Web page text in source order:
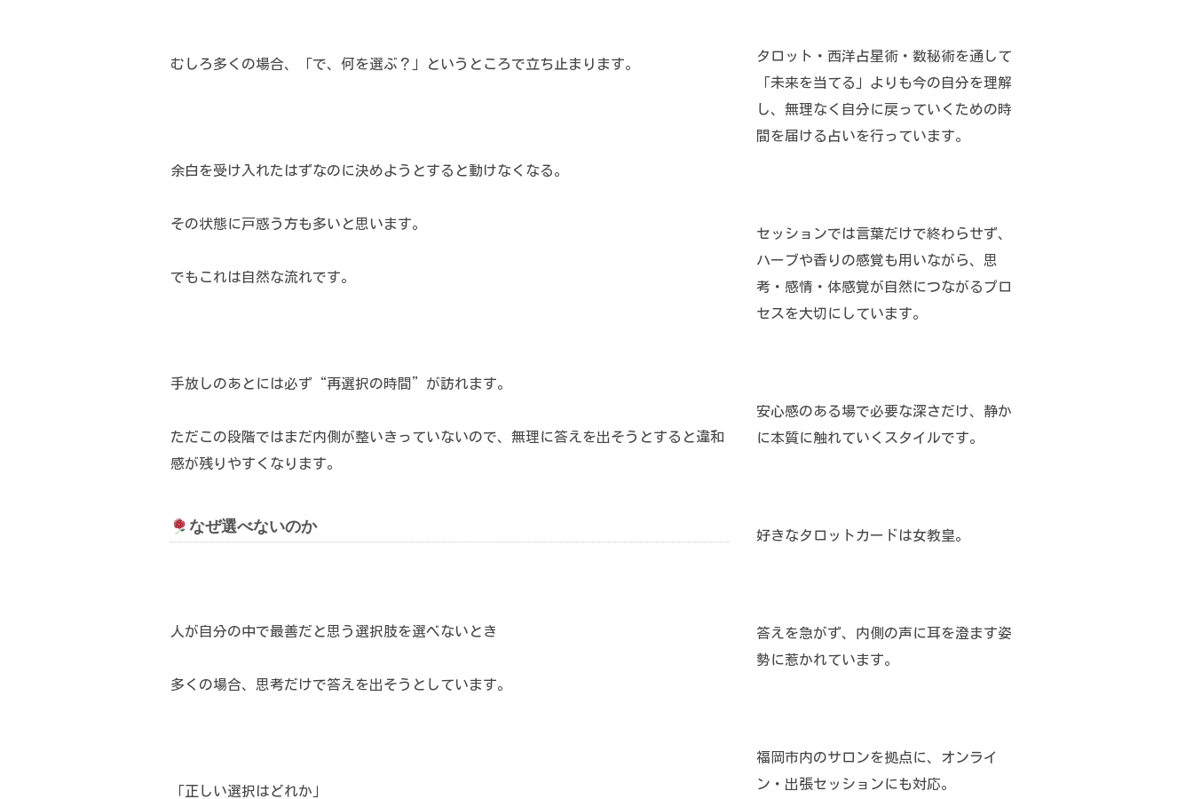
むしろ多くの場合、「で、何を選ぶ？」というところで立ち止まります。
余白を受け入れたはずなのに決めようとすると動けなくなる。
その状態に戸惑う方も多いと思います。
でもこれは自然な流れです。
手放しのあとには必ず“再選択の時間”が訪れます。
ただこの段階ではまだ内側が整いきっていないので、無理に答えを出そうとすると違和
感が残りやすくなります。
なぜ選べないのか
人が自分の中で最善だと思う選択肢を選べないとき
多くの場合、思考だけで答えを出そうとしています。
「正しい選択はどれか」
タロット・西洋占星術・数秘術を通して
「未来を当てる」よりも今の自分を理解
し、無理なく自分に戻っていくための時
間を届ける占いを行っています。
セッションでは言葉だけで終わらせず、
ハーブや香りの感覚も用いながら、思
考・感情・体感覚が自然につながるプロ
セスを大切にしています。
安心感のある場で必要な深さだけ、静か
に本質に触れていくスタイルです。
好きなタロットカードは女教皇。
答えを急がず、内側の声に耳を澄ます姿
勢に惹かれています。
福岡市内のサロンを拠点に、オンライ
ン・出張セッションにも対応。